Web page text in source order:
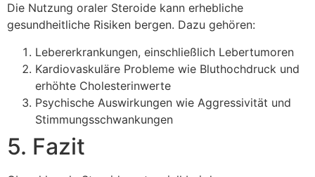
Die Nutzung oraler Steroide kann erhebliche
gesundheitliche Risiken bergen. Dazu gehören:
Lebererkrankungen, einschließlich Lebertumoren
Kardiovaskuläre Probleme wie Bluthochdruck und
erhöhte Cholesterinwerte
Psychische Auswirkungen wie Aggressivität und
Stimmungsschwankungen
5. Fazit